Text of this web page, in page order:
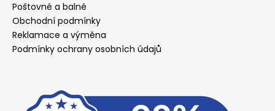
Poštovné a balné
Obchodní podmínky
Reklamace a výměna
Podmínky ochrany osobních údajů